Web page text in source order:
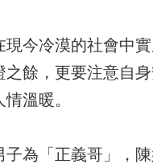
今冷漠的社會中
餘，更要注意自
溫暖。
為「正義哥」，